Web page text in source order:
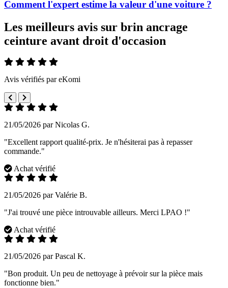
Comment l'expert estime la valeur d'une voiture ?
Les meilleurs avis sur brin ancrage
ceinture avant droit d'occasion
Avis vérifiés par eKomi
21/05/2026 par Nicolas G.
"Excellent rapport qualité-prix. Je n'hésiterai pas à repasser
commande."
Achat vérifié
21/05/2026 par Valérie B.
"J'ai trouvé une pièce introuvable ailleurs. Merci LPAO !"
Achat vérifié
21/05/2026 par Pascal K.
"Bon produit. Un peu de nettoyage à prévoir sur la pièce mais
fonctionne bien."